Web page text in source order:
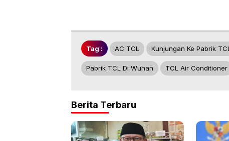
Tag : AC TCL Kunjungan Ke Pabrik TCL
Pabrik TCL Di Wuhan TCL Air Conditioner
Berita Terbaru